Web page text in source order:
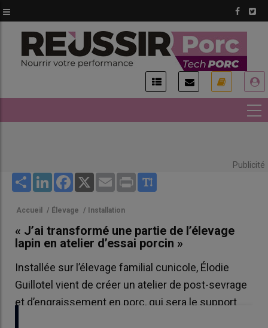
au
contenu
principal
Publicité
Share LinkedInFacebook
X Email Print
Accueil / Élevage / Installation
« J’ai transformé une partie de l’élevage
lapin en atelier d’essai porcin »
Installée sur l’élevage familial cunicole, Élodie
Guillotel vient de créer un atelier de post-sevrage
et d’engraissement en porc, qui sera le support